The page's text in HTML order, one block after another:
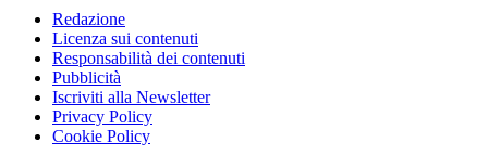
Redazione
Licenza sui contenuti
Responsabilità dei contenuti
Pubblicità
Iscriviti alla Newsletter
Privacy Policy
Cookie Policy